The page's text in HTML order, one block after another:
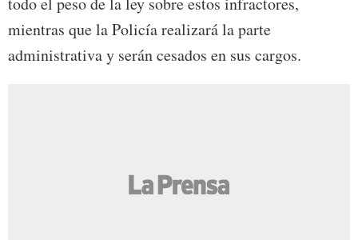
mientras que la Policía realizará la parte
administrativa y serán cesados en sus cargos.